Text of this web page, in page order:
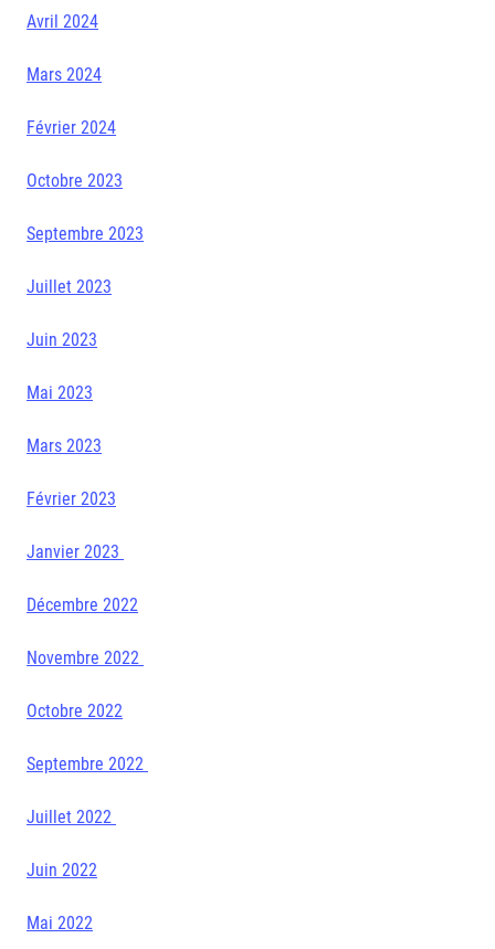
Avril 2024
Mars 2024
Février 2024
Octobre 2023
Septembre 2023
Juillet 2023
Juin 2023
Mai 2023
Mars 2023
Février 2023
Janvier 2023
Décembre 2022
Novembre 2022
Octobre 2022
Septembre 2022
Juillet 2022
Juin 2022
Mai 2022